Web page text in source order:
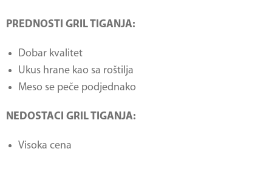
PREDNOSTI GRIL TIGANJA:
Dobar kvalitet
Ukus hrane kao sa roštilja
Meso se peče podjednako
NEDOSTACI GRIL TIGANJA:
Visoka cena